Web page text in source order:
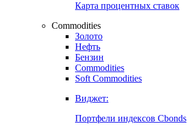
Карта процентных ставок
Commodities
Золото
Нефть
Бензин
Commodities
Soft Commodities
Виджет:
Портфели индексов Cbonds